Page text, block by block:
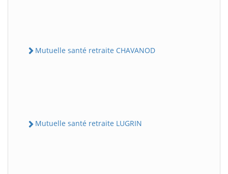
Mutuelle santé retraite CHAVANOD
Mutuelle santé retraite LUGRIN